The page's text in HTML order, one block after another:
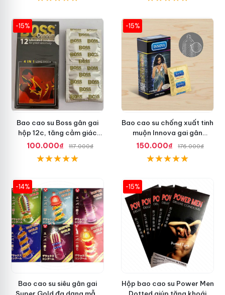
-15%
Bao cao su Boss gân gai
hộp 12c, tăng cảm giác
thăng hoa
100.000₫ 117.000₫
-15%
Bao cao su chống xuất tinh
muộn Innova gai gân
Malaysia
150.000₫ 176.000₫
-14%
Bao cao su siêu gân gai
-15%
Hộp bao cao su Power Men